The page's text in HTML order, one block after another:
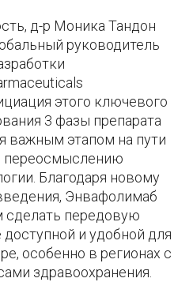
д-р Моника Тандон
руководитель
этого ключевого
3 фазы препарата
важным этапом на пути
переосмыслению
Благодаря новому
Энвафолимаб
сделать передовую
и удобной для
особенно в регионах с
здравоохранения.